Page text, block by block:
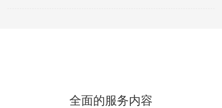
全面的服务内容